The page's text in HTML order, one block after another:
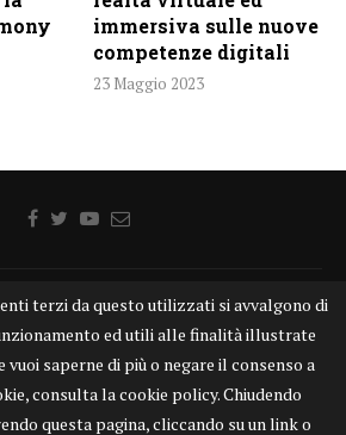
immersiva sulle nuove
competenze digitali
23 Maggio 2023
Disclaimer Cookie Contatti
Policy KONGTV
Comunicazione s.r.l. - P.IVA: 15049871005
su KONGnews.it sono state prese da Internet,
terzi da questo utilizzati si avvalgono di
ed utili alle finalità illustrate
vuoi saperne di più o negare il consenso a
consulta la cookie policy. Chiudendo
questa pagina, cliccando su un link o